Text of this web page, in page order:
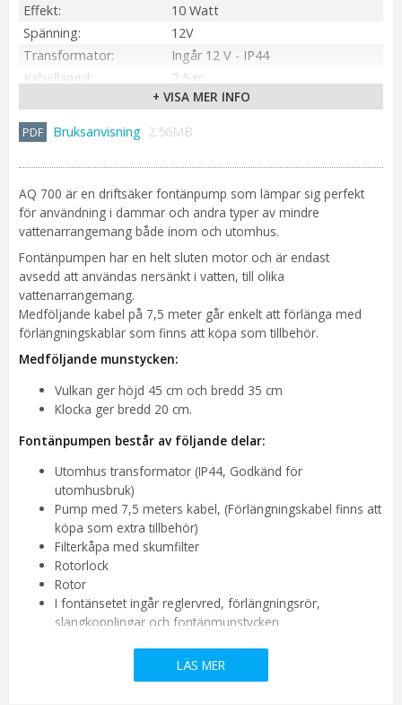
Effekt
10 Watt
Spänning
12V
Transformator
Ingår 12 V - IP44
Kabellängd
7,5 m
700 liter
Max tryckhöjd
Munstycke
Tillverkare
Pondteam AB
+ VISA MER INFO
Bruksanvisning 2.56MB
AQ 700 är en driftsäker fontänpump som lämpar sig perfekt
för användning i dammar och andra typer av mindre
vattenarrangemang både inom och utomhus.
Fontänpumpen har en helt sluten motor och är endast
avsedd att användas nersänkt i vatten, till olika
vattenarrangemang.
Medföljande kabel på 7,5 meter går enkelt att förlänga med
förlängningskablar som finns att köpa som tillbehör.
Medföljande munstycken:
Vulkan ger höjd 45 cm och bredd 35 cm
Klocka ger bredd 20 cm.
Fontänpumpen består av följande delar:
Utomhus transformator (IP44, Godkänd för
utomhusbruk)
Pump med 7,5 meters kabel, (Förlängningskabel finns att
köpa som extra tillbehör)
Filterkåpa med skumfilter
Rotorlock
Rotor
I fontänsetet ingår reglervred, förlängningsrör,
slangkopplingar och fontänmunstycken
LÄS MER